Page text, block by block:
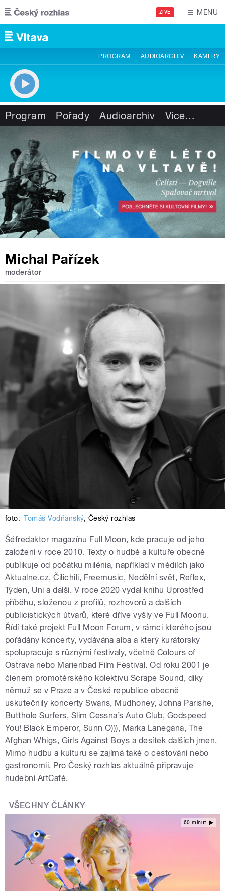
Přejít k hlavnímu obsahu
ŽIVĚ MENU
PROGRAM AUDIOARCHIV KAMERY
Program Pořady Audioarchiv Více…
Michal Pařízek
moderátor
foto: Tomáš Vodňanský, Český rozhlas
Šéfredaktor magazínu Full Moon, kde pracuje od jeho
založení v roce 2010. Texty o hudbě a kultuře obecně
publikuje od počátku milénia, například v médiích jako
Aktualne.cz, Čilichili, Freemusic, Nedělní svět, Reflex,
Týden, Uni a další. V roce 2020 vydal knihu Uprostřed
příběhu, složenou z profilů, rozhovorů a dalších
publicistických útvarů, které dříve vyšly ve Full Moonu.
Řídí také projekt Full Moon Forum, v rámci kterého jsou
pořádány koncerty, vydávána alba a který kurátorsky
spolupracuje s různými festivaly, včetně Colours of
Ostrava nebo Marienbad Film Festival. Od roku 2001 je
členem promotérského kolektivu Scrape Sound, díky
němuž se v Praze a v České republice obecně
uskutečnily koncerty Swans, Mudhoney, Johna Parishe,
Butthole Surfers, Slim Cessna’s Auto Club, Godspeed
You! Black Emperor, Sunn O))), Marka Lanegana, The
Afghan Whigs, Girls Against Boys a desítek dalších jmen.
Mimo hudbu a kulturu se zajímá také o cestování nebo
gastronomii. Pro Český rozhlas aktuálně připravuje
hudební ArtCafé.
VŠECHNY ČLÁNKY
60 minut